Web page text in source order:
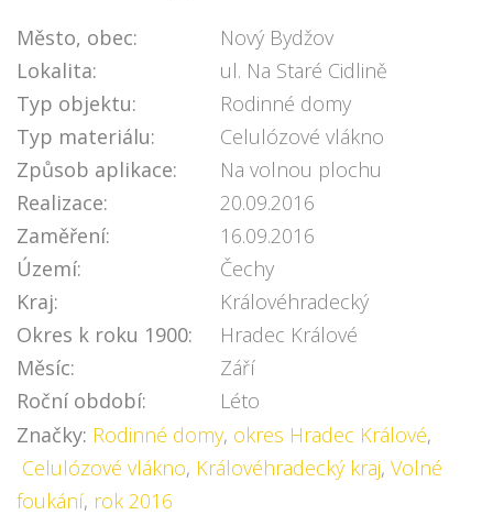
Město, obec:
Nový Bydžov
Lokalita:
ul. Na Staré Cidlině
Typ objektu:
Rodinné domy
Typ materiálu:
Celulózové vlákno
Způsob aplikace:
Na volnou plochu
Realizace:
20.09.2016
Zaměření:
16.09.2016
Území:
Čechy
Kraj:
Královéhradecký
Okres k roku 1900:
Hradec Králové
Měsíc:
Září
Roční období:
Léto
Značky: Rodinné domy, okres Hradec Králové,
Celulózové vlákno, Královéhradecký kraj, Volné
foukání, rok 2016